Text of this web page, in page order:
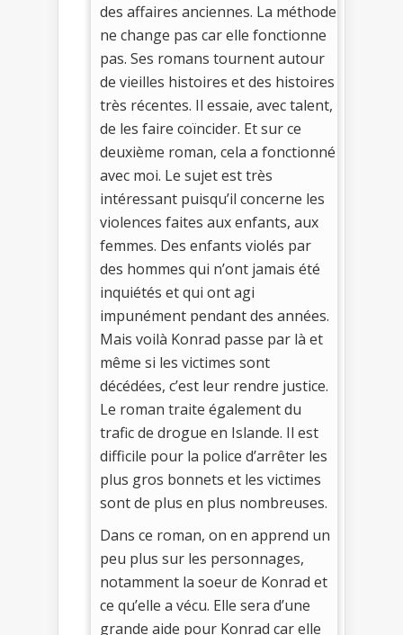
des affaires anciennes. La méthode
ne change pas car elle fonctionne
pas. Ses romans tournent autour
de vieilles histoires et des histoires
très récentes. Il essaie, avec talent,
de les faire coïncider. Et sur ce
deuxième roman, cela a fonctionné
avec moi. Le sujet est très
intéressant puisqu’il concerne les
violences faites aux enfants, aux
femmes. Des enfants violés par
des hommes qui n’ont jamais été
inquiétés et qui ont agi
impunément pendant des années.
Mais voilà Konrad passe par là et
même si les victimes sont
décédées, c’est leur rendre justice.
Le roman traite également du
trafic de drogue en Islande. Il est
difficile pour la police d’arrêter les
plus gros bonnets et les victimes
sont de plus en plus nombreuses.
Dans ce roman, on en apprend un
peu plus sur les personnages,
notamment la soeur de Konrad et
ce qu’elle a vécu. Elle sera d’une
grande aide pour Konrad car elle